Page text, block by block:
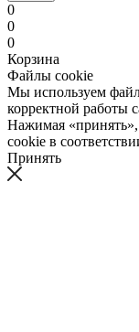
0
0
0
Корзина
Файлы cookie
Мы используем
корректной работы
Нажимая «принять»,
cookie в
Принять